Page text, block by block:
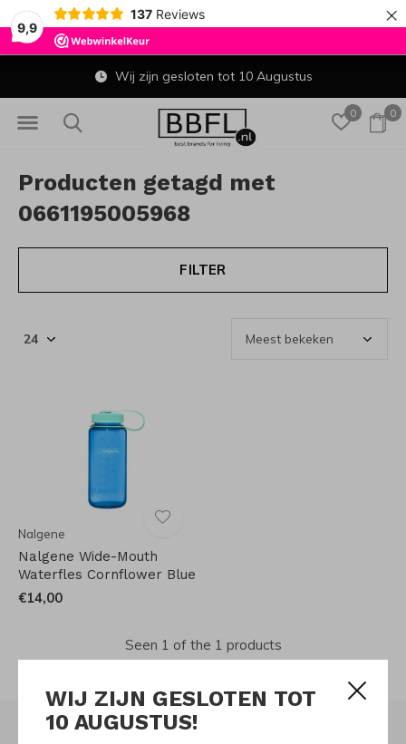
9,9
137 Reviews ×
WIJ ZIJN GESLOTEN TOT
10 AUGUSTUS!
0 0
Wij zijn gesloten tot 10 Augustus
Producten getagd met
0661195005968
FILTER
Nalgene
Nalgene Wide-Mouth
Waterfles Cornflower Blue
€14,00
Seen 1 of the 1 products